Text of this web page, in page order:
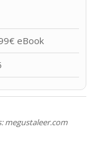
eBook
megustaleer.com